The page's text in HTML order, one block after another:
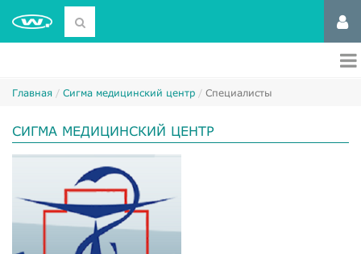
Главная Сигма медицинский центр Специалисты
СИГМА МЕДИЦИНСКИЙ ЦЕНТР